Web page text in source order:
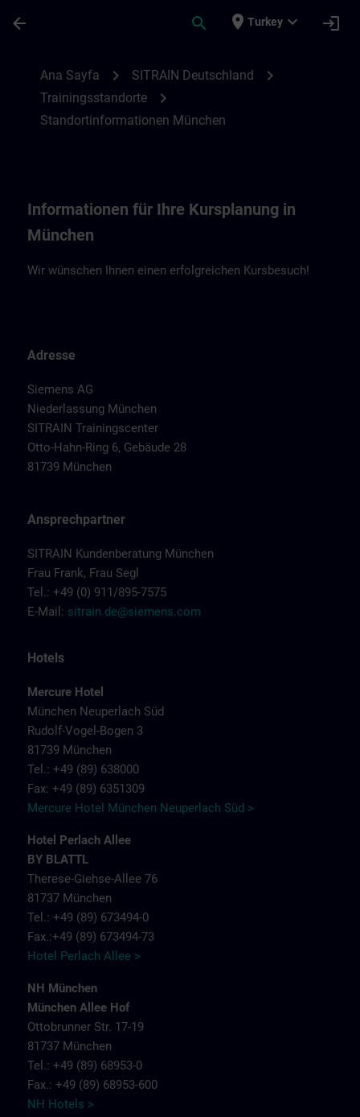
arrow_back search place Turkey expand_more login
Ana Sayfa chevron_right SITRAIN Deutschland chevron_right
Trainingsstandorte chevron_right
Standortinformationen München
Informationen für Ihre Kursplanung in
München
Wir wünschen Ihnen einen erfolgreichen Kursbesuch!
Adresse
Siemens AG
Niederlassung München
SITRAIN Trainingscenter
Otto-Hahn-Ring 6, Gebäude 28
81739 München
Ansprechpartner
SITRAIN Kundenberatung München
Frau Frank, Frau Segl
Tel.: +49 (0) 911/895-7575
E-Mail: sitrain.de@siemens.com
Hotels
Mercure Hotel
München Neuperlach Süd
Rudolf-Vogel-Bogen 3
81739 München
Tel.: +49 (89) 638000
Fax: +49 (89) 6351309
Mercure Hotel München Neuperlach Süd >
Hotel Perlach Allee
BY BLATTL
Therese-Giehse-Allee 76
81737 München
Tel.: +49 (89) 673494-0
Fax.:+49 (89) 673494-73
Hotel Perlach Allee >
NH München
München Allee Hof
Ottobrunner Str. 17-19
81737 München
Tel.: +49 (89) 68953-0
Fax.: +49 (89) 68953-600
NH Hotels >